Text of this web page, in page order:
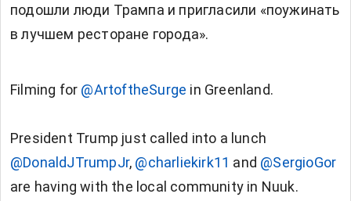
подошли люди Трампа и пригласили «поужинать
в лучшем ресторане города».
Filming for @ArtoftheSurge in Greenland.
President Trump just called into a lunch
@DonaldJTrumpJr, @charliekirk11 and @SergioGor
are having with the local community in Nuuk.